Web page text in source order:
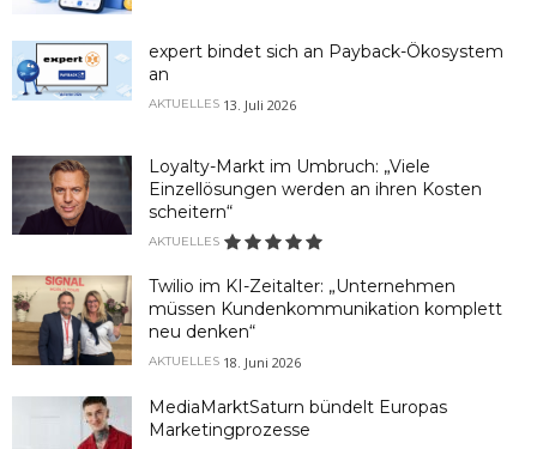
expert bindet sich an Payback-Ökosystem
an
AKTUELLES 13. Juli 2026
Loyalty-Markt im Umbruch: „Viele
Einzellösungen werden an ihren Kosten
scheitern“
AKTUELLES
Twilio im KI-Zeitalter: „Unternehmen
müssen Kundenkommunikation komplett
neu denken“
AKTUELLES 18. Juni 2026
MediaMarktSaturn bündelt Europas
Marketingprozesse